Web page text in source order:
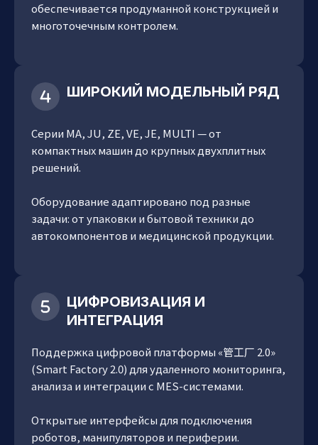
обеспечивается продуманной конструкцией и
многоточечным контролем.
ШИРОКИЙ МОДЕЛЬНЫЙ РЯД
Серии MA, JU, ZE, VE, JE, MULTI — от
компактных машин до крупных двухплитных
решений.
Оборудование адаптировано под разные
задачи: от упаковки и бытовой техники до
автокомпонентов и медицинской продукции.
ЦИФРОВИЗАЦИЯ И
ИНТЕГРАЦИЯ
Поддержка цифровой платформы «管工厂 2.0»
(Smart Factory 2.0) для удаленного мониторинга,
анализа и интеграции с MES-системами.
Открытые интерфейсы для подключения
роботов, манипуляторов и периферии.